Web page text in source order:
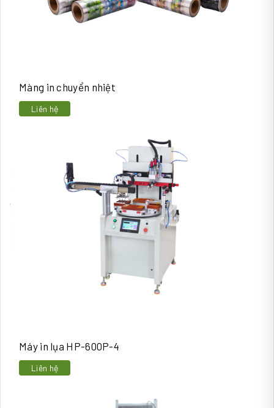
Màng in chuyển nhiệt
Liên hệ
Máy in lụa HP-600P-4
Liên hệ